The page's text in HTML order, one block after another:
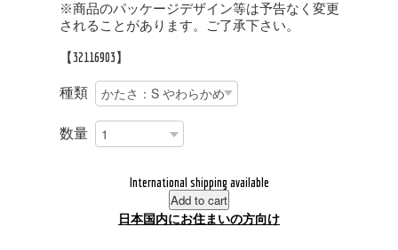
※商品のパッケージデザイン等は予告なく変更
されることがあります。ご了承下さい。
【32116903】
種類
数量
International shipping available
Add to cart
日本国内にお住まいの方向け